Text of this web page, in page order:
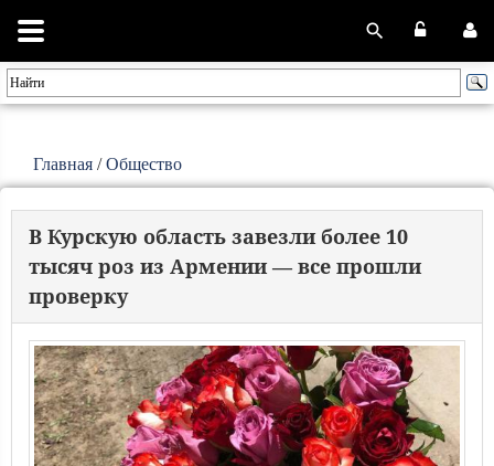
Главная /Общество
В Курскую область завезли более 10
тысяч роз из Армении — все прошли
проверку